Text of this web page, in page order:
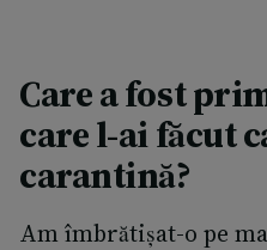
Care a fost
care l-ai făcut
carantină?
Am îmbrătișat-o pe